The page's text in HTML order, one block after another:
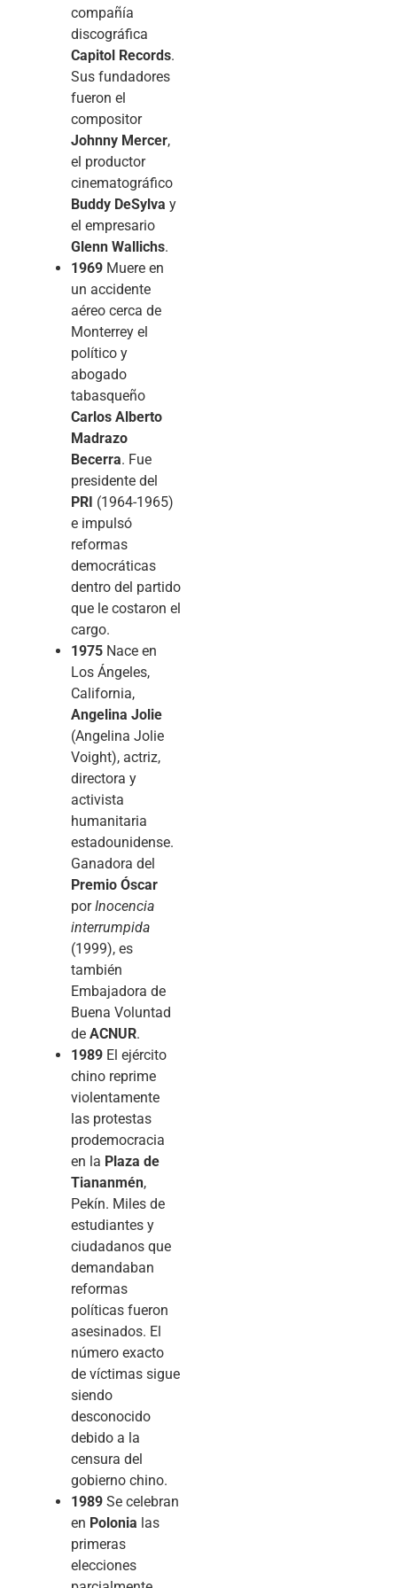
compañía
discográfica
Capitol Records.
Sus fundadores
fueron el
compositor
Johnny Mercer,
el productor
cinematográfico
Buddy DeSylva y
el empresario
Glenn Wallichs.
1969 Muere en
un accidente
aéreo cerca de
Monterrey el
político y
abogado
tabasqueño
Carlos Alberto
Madrazo
Becerra. Fue
presidente del
PRI (1964-1965)
e impulsó
reformas
democráticas
dentro del partido
que le costaron el
cargo.
1975 Nace en
Los Ángeles,
California,
Angelina Jolie
(Angelina Jolie
Voight), actriz,
directora y
activista
humanitaria
estadounidense.
Ganadora del
Premio Óscar
porInocencia
interrumpida
(1999), es
también
Embajadora de
Buena Voluntad
de ACNUR.
1989 El ejército
chino reprime
violentamente
las protestas
prodemocracia
en la Plaza de
Tiananmén,
Pekín. Miles de
estudiantes y
ciudadanos que
demandaban
reformas
políticas fueron
asesinados. El
número exacto
de víctimas sigue
siendo
desconocido
debido a la
censura del
gobierno chino.
1989 Se celebran
en Polonia las
primeras
elecciones